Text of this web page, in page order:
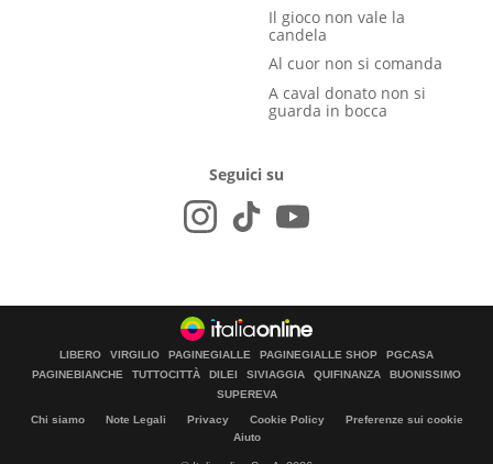
Il gioco non vale la
candela
Al cuor non si comanda
A caval donato non si
guarda in bocca
Seguici su
LIBERO VIRGILIO PAGINEGIALLE PAGINEGIALLE SHOP
PGCASA
PAGINEBIANCHE
TUTTOCITTÀ DILEI SIVIAGGIA QUIFINANZA
BUONISSIMO
SUPEREVA
Chi siamo Note Legali Privacy Cookie Policy
Preferenze sui cookie
Aiuto